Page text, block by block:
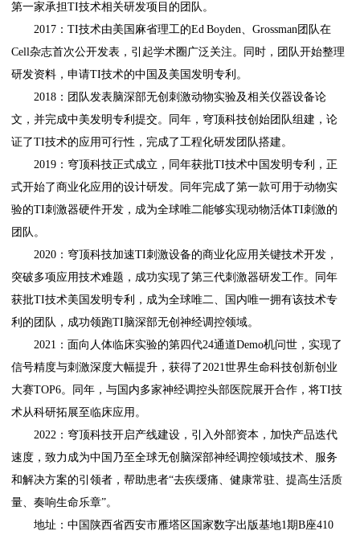
第一家承担TI技术相关研发项目的团队。
2017：TI技术由美国麻省理工的Ed Boyden、Grossman团队在
Cell杂志首次公开发表，引起学术圈广泛关注。同时，团队开始整理
研发资料，申请TI技术的中国及美国发明专利。
2018：团队发表脑深部无创刺激动物实验及相关仪器设备论
文，并完成中美发明专利提交。同年，穹顶科技创始团队组建，论
证了TI技术的应用可行性，完成了工程化研发团队搭建。
2019：穹顶科技正式成立，同年获批TI技术中国发明专利，正
式开始了商业化应用的设计研发。同年完成了第一款可用于动物实
验的TI刺激器硬件开发，成为全球唯二能够实现动物活体TI刺激的
团队。
2020：穹顶科技加速TI刺激设备的商业化应用关键技术开发，
突破多项应用技术难题，成功实现了第三代刺激器研发工作。同年
获批TI技术美国发明专利，成为全球唯二、国内唯一拥有该技术专
利的团队，成功领跑TI脑深部无创神经调控领域。
2021：面向人体临床实验的第四代24通道Demo机问世，实现了
信号精度与刺激深度大幅提升，获得了2021世界生命科技创新创业
大赛TOP6。同年，与国内多家神经调控头部医院展开合作，将TI技
术从科研拓展至临床应用。
2022：穹顶科技开启产线建设，引入外部资本，加快产品迭代
速度，致力成为中国乃至全球无创脑深部神经调控领域技术、服务
和解决方案的引领者，帮助患者“去疾缓痛、健康常驻、提高生活质
量、奏响生命乐章”。
地址：中国陕西省西安市雁塔区国家数字出版基地1期B座410